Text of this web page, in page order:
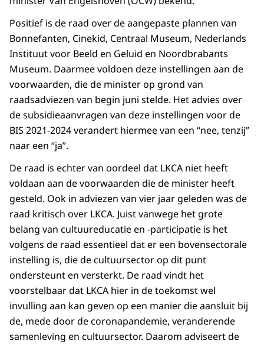
Positief is de raad over de aangepaste plannen van
Bonnefanten, Cinekid, Centraal Museum, Nederlands
Instituut voor Beeld en Geluid en Noordbrabants
Museum. Daarmee voldoen deze instellingen aan de
voorwaarden, die de minister op grond van
raadsadviezen van begin juni stelde. Het advies over
de subsidieaanvragen van deze instellingen voor de
BIS 2021-2024 verandert hiermee van een “nee, tenzij”
naar een “ja”.
De raad is echter van oordeel dat LKCA niet heeft
voldaan aan de voorwaarden die de minister heeft
gesteld. Ook in adviezen van vier jaar geleden was de
raad kritisch over LKCA. Juist vanwege het grote
belang van cultuureducatie en -participatie is het
volgens de raad essentieel dat er een bovensectorale
instelling is, die de cultuursector op dit punt
ondersteunt en versterkt. De raad vindt het
voorstelbaar dat LKCA hier in de toekomst wel
invulling aan kan geven op een manier die aansluit bij
de, mede door de coronapandemie, veranderende
samenleving en cultuursector. Daarom adviseert de